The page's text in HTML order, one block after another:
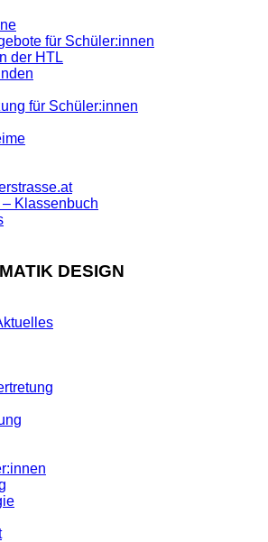
für Schüler:innen
der HTL
für Schüler:innen
Klassenbuch
DESIGN